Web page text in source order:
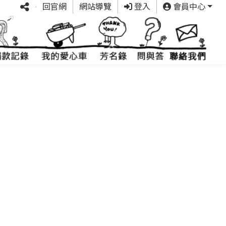
回官網 網站導覽 登入 會員中心